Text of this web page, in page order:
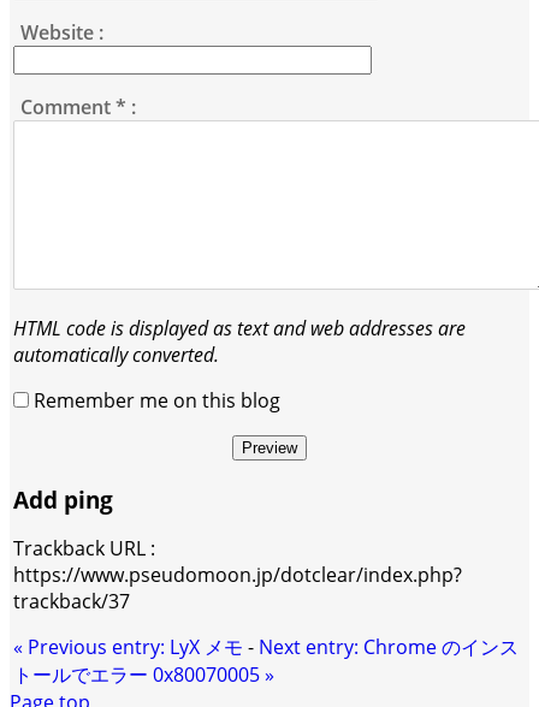
Website :
Comment* :
HTML code is displayed as text and web addresses are
automatically converted.
Remember me on this blog
Preview
Add ping
Trackback URL :
https://www.pseudomoon.jp/dotclear/index.php?
trackback/37
« Previous entry: LyX メモ - Next entry: Chrome のインス
トールでエラー 0x80070005»